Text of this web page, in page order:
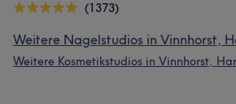
(1373)
Weitere Nagelstudios in Vinnhorst,
Weitere Kosmetikstudios in Vinnhorst,